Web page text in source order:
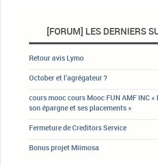
[FORUM] LES DERNIERS
Retour avis Lymo
October et l’agrégateur ?
cours mooc cours Mooc FUN AMF INC «
son épargne et ses placements »
Fermeture de Creditors Service
Bonus projet Miimosa